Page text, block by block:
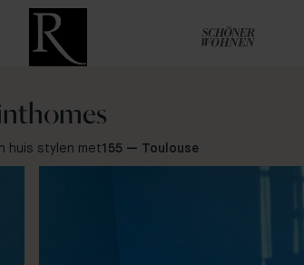
huis stylen met155 — Toulouse